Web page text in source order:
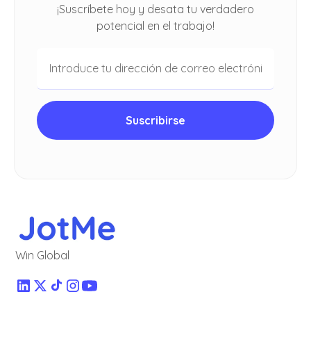
¡Suscríbete hoy y desata tu verdadero
potencial en el trabajo!
Win Global